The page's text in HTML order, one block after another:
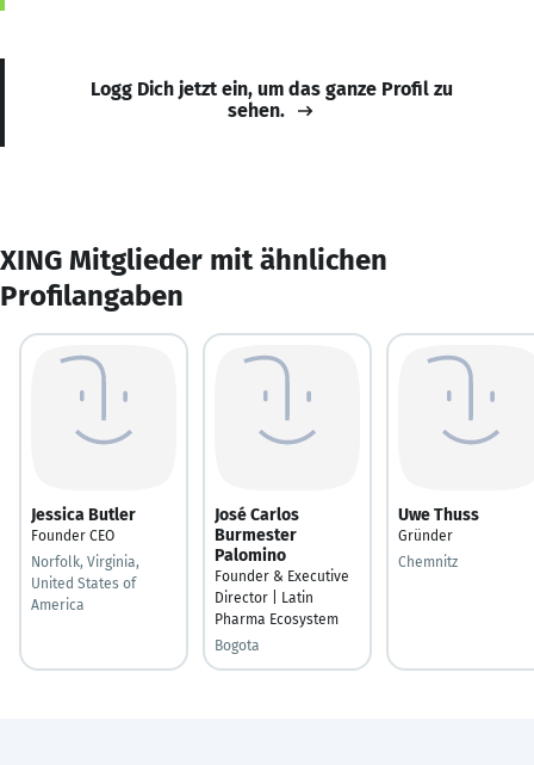
Logg Dich jetzt ein, um das ganze Profil zu
sehen.
XING Mitglieder mit ähnlichen
Profilangaben
Jessica Butler
Founder CEO
Norfolk, Virginia,
United States of
America
José Carlos
Burmester
Palomino
Founder & Executive
Director | Latin
Pharma Ecosystem
Bogota
Uwe Thuss
Gründer
Chemnitz